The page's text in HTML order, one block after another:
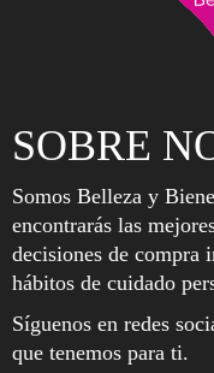
SOBRE
Somos Belleza y
encontrarás las
decisiones de compra
hábitos de cuidado
Síguenos en redes
que tenemos para ti.